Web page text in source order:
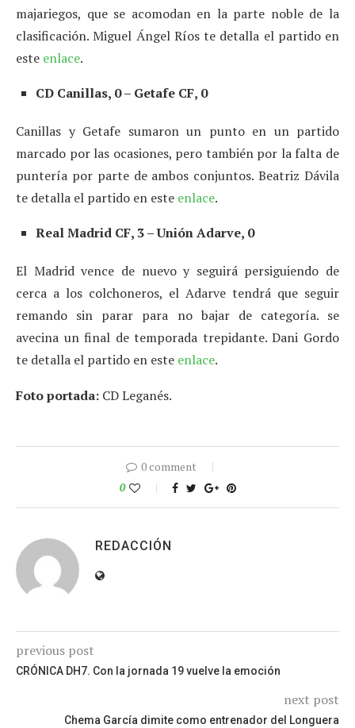
majariegos, que se acomodan en la parte noble de la
clasificación. Miguel Ángel Ríos te detalla el partido en
este enlace.
CD Canillas, 0 – Getafe CF, 0
Canillas y Getafe sumaron un punto en un partido
marcado por las ocasiones, pero también por la falta de
puntería por parte de ambos conjuntos. Beatriz Dávila
te detalla el partido en este enlace.
Real Madrid CF, 3 – Unión Adarve, 0
El Madrid vence de nuevo y seguirá persiguiendo de
cerca a los colchoneros, el Adarve tendrá que seguir
remando sin parar para no bajar de categoría. se
avecina un final de temporada trepidante. Dani Gordo
te detalla el partido en este enlace.
Foto portada: CD Leganés.
0 comment
0
REDACCIÓN
previous post
CRÓNICA DH7. Con la jornada 19 vuelve la emoción
next post
Chema García dimite como entrenador del Longuera